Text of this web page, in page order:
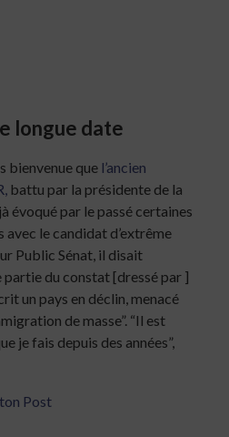
longue date
bienvenue que l’ancien
battu par la présidente de la
évoqué par le passé certaines
le candidat d’extrême
Public Sénat, il disait
du constat [dressé par ]
un pays en déclin, menacé
de masse”. “Il est
je fais depuis des années”,
Post